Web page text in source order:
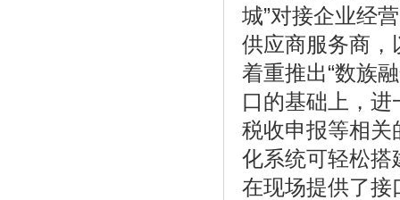
城”对接企业经
供应商服务商，
着重推出“数族
口的基础上，
税收申报等相关
化系统可轻松搭
在现场提供了接